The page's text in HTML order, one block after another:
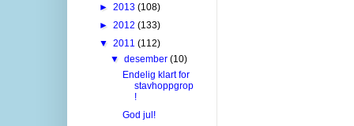
► 2013 (108)
► 2012 (133)
▼ 2011 (112)
▼desember(10)
Endelig klart for
stavhoppgrop
!
God jul!